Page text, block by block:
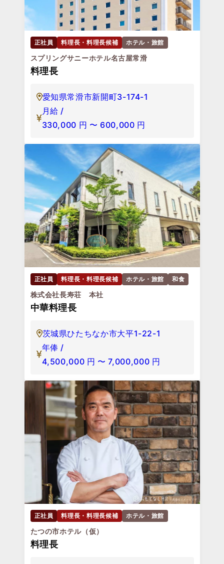
正社員 料理長・料理長候補 ホテル・旅館
スプリングサニーホテル名古屋常滑
料理長
愛知県常滑市新開町3-174-1
月給 /
330,000 円 〜 600,000 円
正社員 料理長・料理長候補 ホテル・旅館 和食
株式会社長寿荘 本社
中華料理長
茨城県ひたちなか市大平1-22-1
年俸 /
4,500,000 円 〜 7,000,000 円
正社員 料理長・料理長候補 ホテル・旅館
たつの市ホテル（仮）
料理長